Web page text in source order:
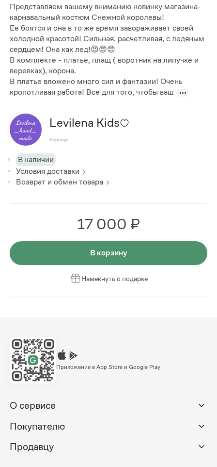
Представляем вашему вниманию новинку магазина-
карнавальный костюм Снежной королевы!
Ее боятся и она в то же время завораживает своей
холодной красотой! Сильная, расчетливая, с ледяным
сердцем! Она как лед!😍😍😍
В комплекте - платье, плащ ( воротник на липучке и
веревках), корона.
В платье вложено много сил и фантазии! Очень
кропотливая работа! Все для того, чтобы ваш
Levilena Kids
Барнаул
В наличии
Условия доставки
Возврат и обмен товара
17 000 ₽
В корзину
Намекнуть о подарке
Приложение в App Store и Google Play
О сервисе
Покупателю
Продавцу